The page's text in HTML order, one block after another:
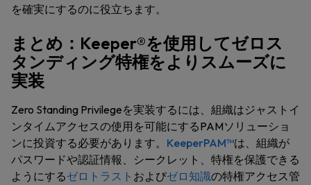
を確実にするのに役立ちます。
まとめ：Keeper®を使用してゼロス
タンディング特権をよりスムーズに
実装
Zero Standing Privilegeを実装するには、組織はジャストイ
ンタイムアクセスの使用を可能にするPAMソリューショ
ンに投資する必要があります。 KeeperPAM™は、組織が
パスワードや認証情報、シークレット、特権を保護できる
ようにするゼロトラスト およびゼロ知識の特権アクセス管